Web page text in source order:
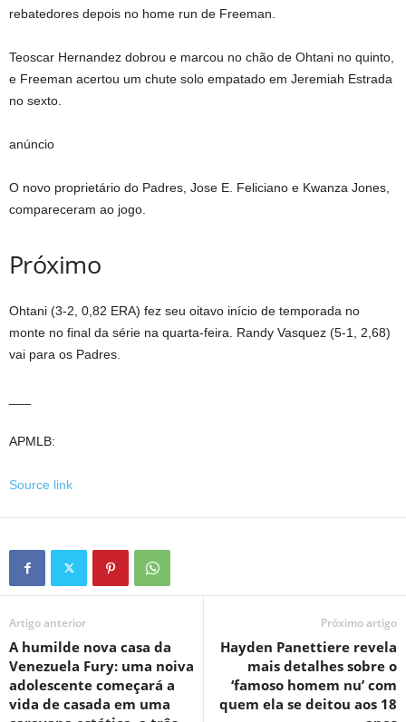
rebatedores depois no home run de Freeman.
Teoscar Hernandez dobrou e marcou no chão de Ohtani no quinto,
e Freeman acertou um chute solo empatado em Jeremiah Estrada
no sexto.
anúncio
O novo proprietário do Padres, Jose E. Feliciano e Kwanza Jones,
compareceram ao jogo.
Próximo
Ohtani (3-2, 0,82 ERA) fez seu oitavo início de temporada no
monte no final da série na quarta-feira. Randy Vasquez (5-1, 2,68)
vai para os Padres.
APMLB:
Source link
Artigo anterior
A humilde nova casa da
Venezuela Fury: uma noiva
adolescente começará a
vida de casada em uma
Próximo artigo
Hayden Panettiere revela
mais detalhes sobre o
‘famoso homem nu’ com
quem ela se deitou aos 18